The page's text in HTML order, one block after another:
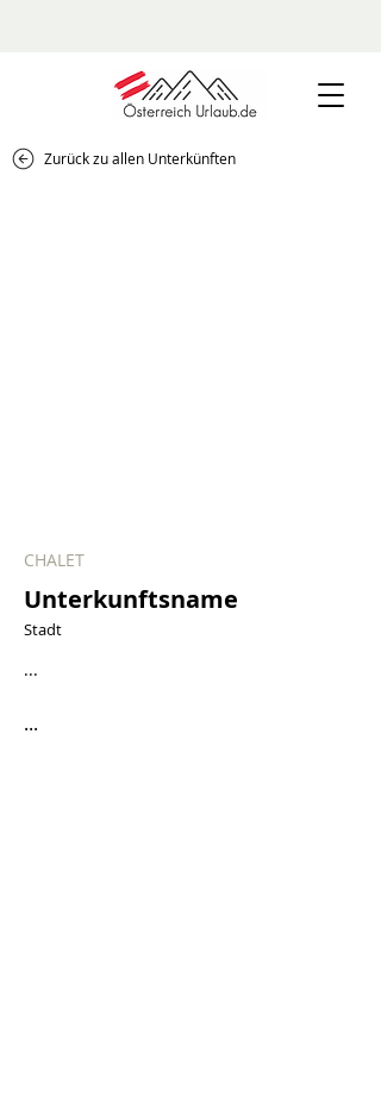
Zurück zu allen Unterkünften
CHALET
Unterkunftsname
Stadt
...
...